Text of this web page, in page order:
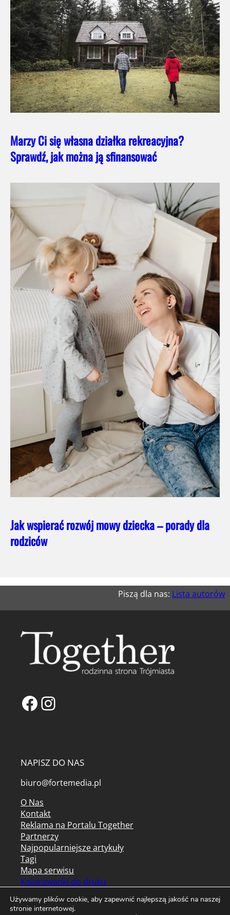
Marzy Ci się własna działka rekreacyjna?
Sprawdź, jak można ją sfinansować
Jak wspierać rozwój mowy dziecka – porady dla
rodziców
Piszą dla nas: Lista autorów
Facebook
Instagram
NAPISZ DO NAS
biuro@fortemedia.pl
O Nas
Kontakt
Reklama na Portalu Together
Partnerzy
Najpopularniejsze artykuły
Tagi
Mapa serwisu
Kolorowanki do druku
Archiwum czasopism
Regulamin serwisu
Używamy plików cookie, aby zapewnić najlepszą jakość na naszej
stronie internetowej.